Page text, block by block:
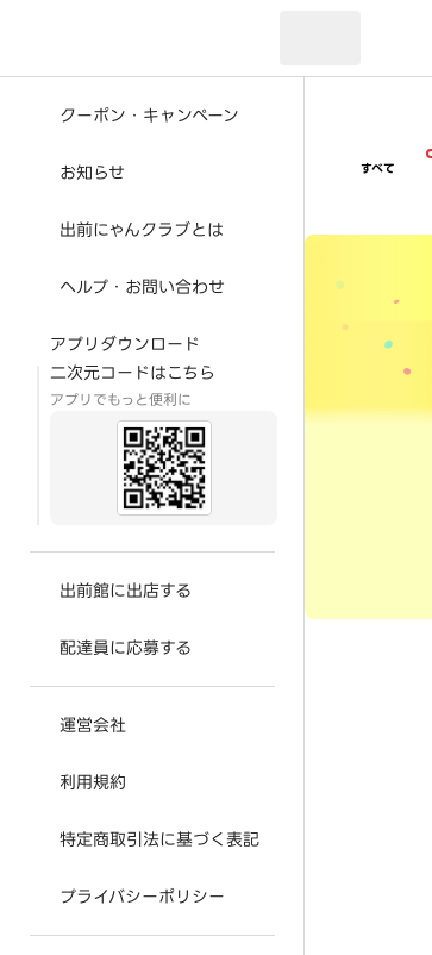
クーポン・キャンペーン
お知らせ
出前にゃんクラブとは
ヘルプ・お問い合わせ
アプリダウンロード
二次元コードはこちら
アプリでもっと便利に
出前館に出店する
配達員に応募する
運営会社
利用規約
特定商取引法に基づく表記
プライバシーポリシー
すべて
超ゴイゴイヤス